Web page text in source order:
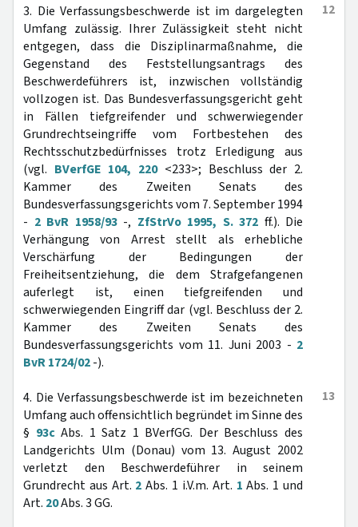
12
3. Die Verfassungsbeschwerde ist im dargelegten
Umfang zulässig. Ihrer Zulässigkeit steht nicht
entgegen, dass die Disziplinarmaßnahme, die
Gegenstand des Feststellungsantrags des
Beschwerdeführers ist, inzwischen vollständig
vollzogen ist. Das Bundesverfassungsgericht geht
in Fällen tiefgreifender und schwerwiegender
Grundrechtseingriffe vom Fortbestehen des
Rechtsschutzbedürfnisses trotz Erledigung aus
(vgl. BVerfGE 104, 220<233>; Beschluss der 2.
Kammer des Zweiten Senats des
Bundesverfassungsgerichts vom 7. September 1994
- 2 BvR 1958/93-, ZfStrVo 1995, S. 372 ff.). Die
Verhängung von Arrest stellt als erhebliche
Verschärfung der Bedingungen der
Freiheitsentziehung, die dem Strafgefangenen
auferlegt ist, einen tiefgreifenden und
schwerwiegenden Eingriff dar (vgl. Beschluss der 2.
Kammer des Zweiten Senats des
Bundesverfassungsgerichts vom 11. Juni 2003 - 2
BvR 1724/02-).
13
4. Die Verfassungsbeschwerde ist im bezeichneten
Umfang auch offensichtlich begründet im Sinne des
§ 93cAbs. 1 Satz 1 BVerfGG. Der Beschluss des
Landgerichts Ulm (Donau) vom 13. August 2002
verletzt den Beschwerdeführer in seinem
Grundrecht aus Art. 2 Abs. 1 i.V.m. Art. 1 Abs. 1 und
Art. 20Abs. 3 GG.